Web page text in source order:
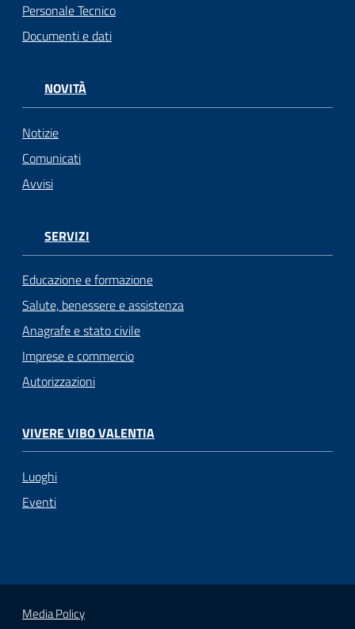
Personale Tecnico
Documenti e dati
NOVITÀ
Notizie
Comunicati
Avvisi
SERVIZI
Educazione e formazione
Salute, benessere e assistenza
Anagrafe e stato civile
Imprese e commercio
Autorizzazioni
VIVERE VIBO VALENTIA
Luoghi
Eventi
Media Policy